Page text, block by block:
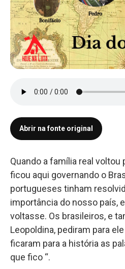
Abrir na fonte original
Quando a família real voltou
ficou aqui governando o
portugueses tinham
importância do nosso país,
voltasse. Os brasileiros, e
Leopoldina, pediram para
ficaram para a história as
que fico “.